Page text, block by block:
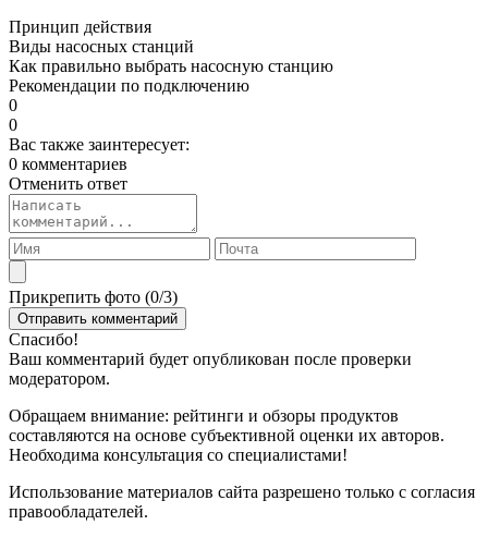
Принцип действия
Виды насосных станций
Как правильно выбрать насосную станцию
Рекомендации по подключению
0
0
Вас также заинтересует:
0 комментариев
Отменить ответ
Прикрепить фото (0/3)
Спасибо!
Ваш комментарий будет опубликован после проверки
модератором.
Обращаем внимание: рейтинги и обзоры продуктов
составляются на основе субъективной оценки их авторов.
Необходима консультация со специалистами!
Использование материалов сайта разрешено только с согласия
правообладателей.